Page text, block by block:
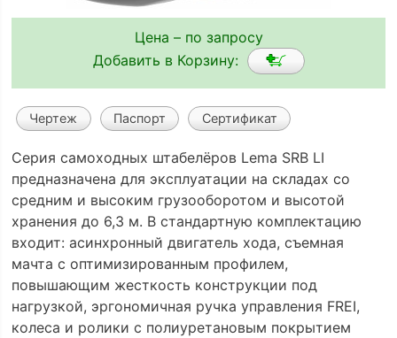
Цена – по запросу
Добавить в Корзину:
Чертеж Паспорт Сертификат
Серия самоходных штабелёров Lema SRB LI
предназначена для эксплуатации на складах со
средним и высоким грузооборотом и высотой
хранения до 6,3 м. В стандартную комплектацию
входит: асинхронный двигатель хода, съемная
мачта с оптимизированным профилем,
повышающим жесткость конструкции под
нагрузкой, эргономичная ручка управления FREI,
колеса и ролики с полиуретановым покрытием